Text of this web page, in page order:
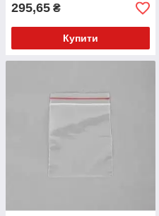
295,65 ₴
Купити